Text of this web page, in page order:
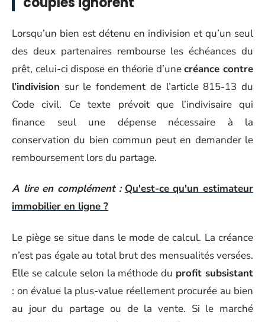
Lorsqu’un bien est détenu en indivision et qu’un seul
des deux partenaires rembourse les échéances du
prêt, celui-ci dispose en théorie d’unecréance contre
l’indivision sur le fondement de l’article 815-13 du
Code civil. Ce texte prévoit que l’indivisaire qui
finance seul une dépense nécessaire à la
conservation du bien commun peut en demander le
remboursement lors du partage.
A lire en complément : Qu'est-ce qu'un estimateur
immobilier en ligne ?
Le piège se situe dans le mode de calcul. La créance
n’est pas égale au total brut des mensualités versées.
Elle se calcule selon la méthode du profit subsistant
: on évalue la plus-value réellement procurée au bien
au jour du partage ou de la vente. Si le marché